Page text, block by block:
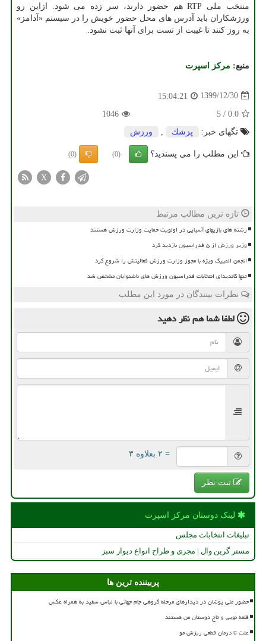
منتخب ملی RTP هم حضور دارند، سر زده می شود. ازاین رو
ورزشکاران باید آدرس های محل حضور خویش را در سیستم «آدامز»
به روز کنند تا غیبت از تست برای آنها ثبت نشود.
منبع: مركز اسپرت
1399/12/30
15:04:21
0.0
/
5
1046
تگهای خبر:
پزشك ورزش
این مطلب را می پسندید؟ (0)
(0)
X
تازه ترین مطالب مرتبط
رشته های بازیهای آسیایی در اولویت حمایت وزارت ورزش هستند
وزیر ورزش از ۵ فدراسیون بازدید کرد
انجمن المپیک ویژه با مجوز وزارت ورزش فعالیتش را شروع کرد
تنها کاندیدای انتخابات فدراسیون ورزش های ناشنوایان مشخص شد
نظرات بینندگان در مورد این مطلب
لطفا شما همنظر دهید
= ۲ بعلاوه ۳
ثبت نظر
لینک دوستان مركز اسپرت
تبلیغات انتخابات مجلس
مستر گرین وال | مجری و طراح انواع دیوار سبز
پربیننده ترین ها
حضور ملی پوشان در دیدارهای مرحله گروهی جام جهانی با لباس سفید به همراه عکس
قلعه نویی و تاج دوستان من هستند
علت تا درمان قطعی ریزش مو